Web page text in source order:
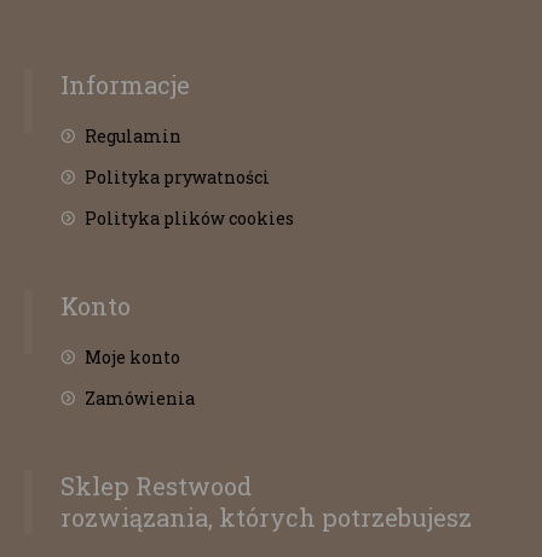
Informacje
Regulamin
Polityka prywatności
Polityka plików cookies
Konto
Moje konto
Zamówienia
Sklep Restwood
rozwiązania, których potrzebujesz